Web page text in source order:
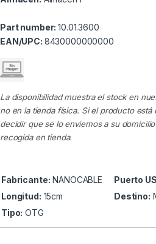
Part number:10.01.3600
EAN/UPC: 8430000000000
La disponibilidad muestra el stock en
no en la tienda física. Si el producto está
decidir que se lo enviemos a su
recogida en tienda.
Fabricante: NANOCABLE Puerto
Longitud: 15cm Destino:
Tipo: OTG